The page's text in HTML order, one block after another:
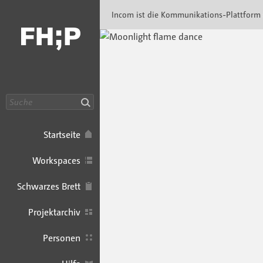
Startseite
Workspaces
Schwarzes Brett
Projektarchiv
Personen
Incom ist die Kommunikations-Plattform